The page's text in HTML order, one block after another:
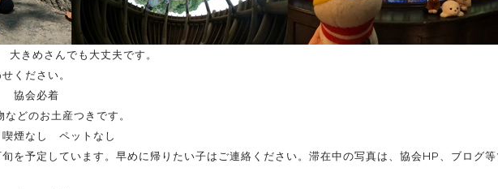
きめさんでも大丈夫です。
ください。
協会必着
どのお土産つきです。
煙なし ペットなし
を予定しています。早めに帰りたい子はご連絡ください。滞在中の写真は、協会HP、ブログ